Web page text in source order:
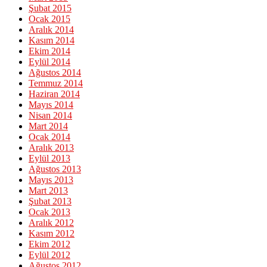
Şubat 2015
Ocak 2015
Aralık 2014
Kasım 2014
Ekim 2014
Eylül 2014
Ağustos 2014
Temmuz 2014
Haziran 2014
Mayıs 2014
Nisan 2014
Mart 2014
Ocak 2014
Aralık 2013
Eylül 2013
Ağustos 2013
Mayıs 2013
Mart 2013
Şubat 2013
Ocak 2013
Aralık 2012
Kasım 2012
Ekim 2012
Eylül 2012